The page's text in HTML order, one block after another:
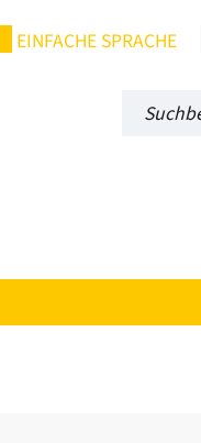
EINFACHE SPRACHE